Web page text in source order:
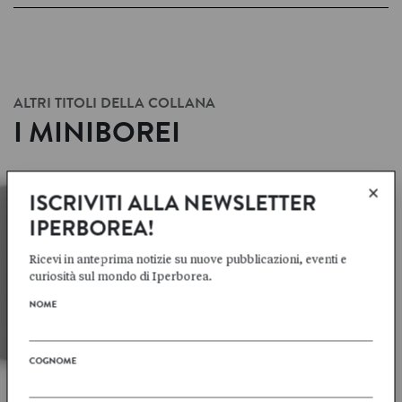
ALTRI TITOLI DELLA COLLANA
I MINIBOREI
×
ISCRIVITI ALLA NEWSLETTER
IPERBOREA!
Ricevi in anteprima notizie su nuove pubblicazioni, eventi e
curiosità sul mondo di Iperborea.
NOME
COGNOME